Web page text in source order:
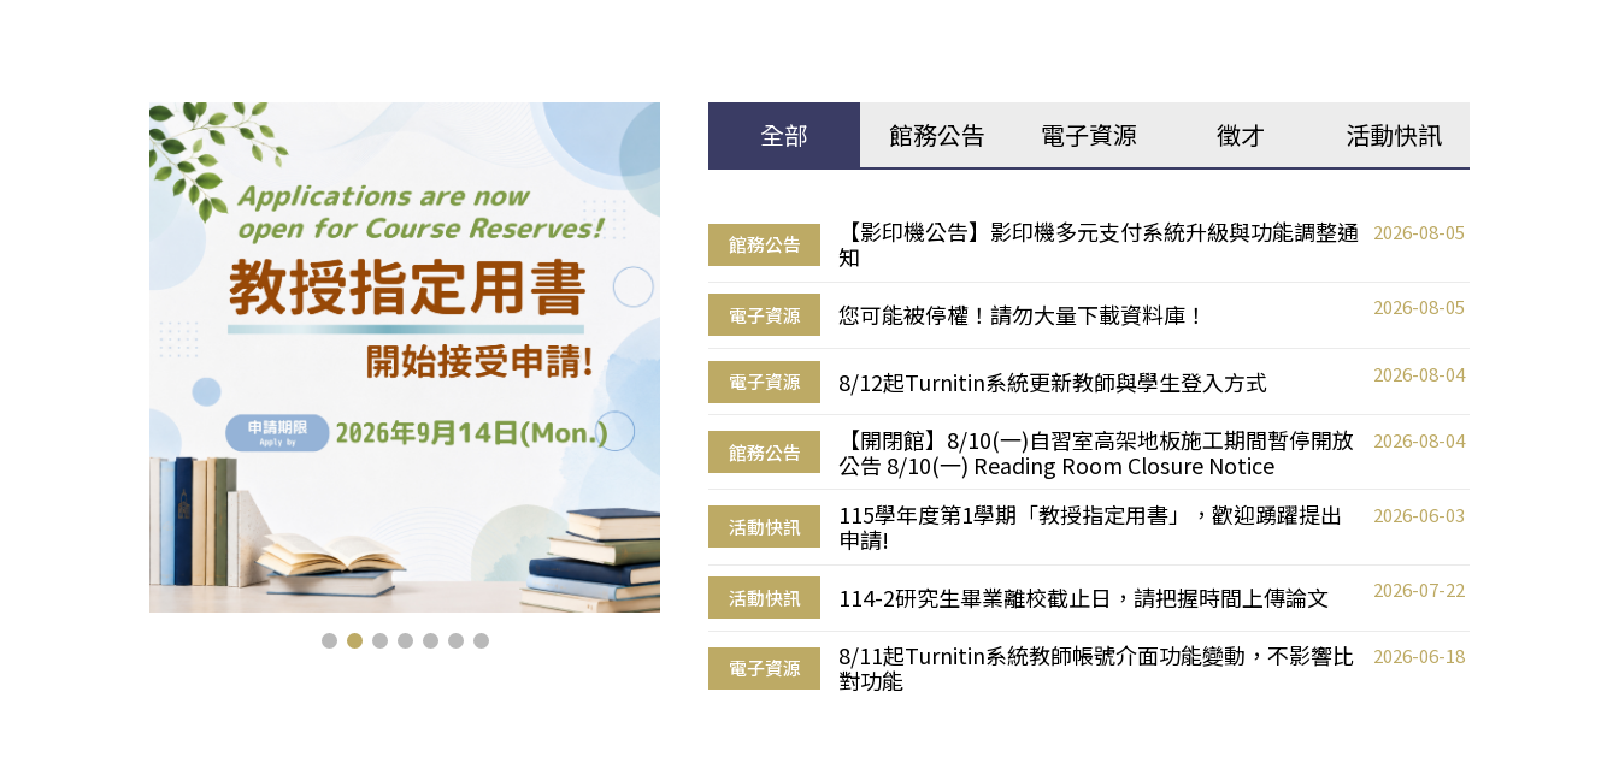
全部 館務公告 電子資源 徵才 活動快訊
館務公告
【影印機公告】影印機多元支付系統升級與功能調整通
知
2026-08-05
電子資源 您可能被停權！請勿大量下載資料庫！ 2026-08-05
電子資源 8/12起Turnitin系統更新教師與學生登入方式 2026-08-04
館務公告
【開閉館】8/10(一)自習室高架地板施工期間暫停開放
公告 8/10(一) Reading Room Closure Notice
2026-08-04
活動快訊
115學年度第1學期「教授指定用書」，歡迎踴躍提出
申請!
2026-06-03
活動快訊 114-2研究生畢業離校截止日，請把握時間上傳論文 2026-07-22
電子資源
8/11起Turnitin系統教師帳號介面功能變動，不影響比
對功能
2026-06-18